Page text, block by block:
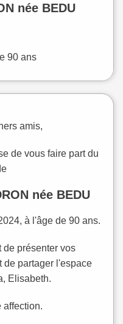
née BEDU
90 ans
amis,
de vous faire part du
née BEDU
à l'âge de 90 ans.
de présenter vos
de partager l'espace
Elisabeth.
affection.